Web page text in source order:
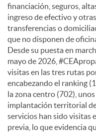
financiación, seguros,
ingreso de efectivo y
transferencias o
que no disponen de
Desde su puesta en
mayo de 2026,
visitas en las tres rutas
encabezando el ranking
la zona centro (702),
implantación territorial
servicios han sido visitas
previa, lo que evidencia